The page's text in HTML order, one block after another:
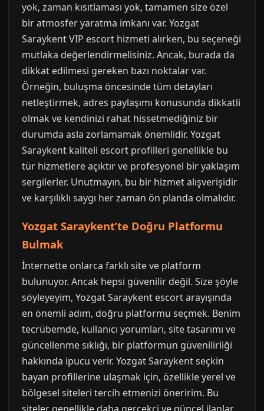
yok, zaman kısıtlaması yok, tamamen size özel
bir atmosfer yaratma imkanı var. Yozgat
Saraykent VIP escort hizmeti alırken, bu seçeneği
mutlaka değerlendirmelisiniz. Ancak, burada da
dikkat edilmesi gereken bazı noktalar var.
Örneğin, buluşma öncesinde tüm detayları
netleştirmek, adres paylaşımı konusunda dikkatli
olmak ve kendinizi rahat hissetmediğiniz bir
durumda asla zorlamamak önemlidir. Yozgat
Saraykent kaliteli escort profilleri genellikle bu
tür hizmetlere açıktır ve profesyonel bir yaklaşım
sergilerler. Unutmayın, bu bir hizmet alışverişidir
ve karşılıklı saygı her zaman ön planda olmalıdır.
Yozgat Saraykent’te Doğru Platformu
Bulmak
İnternette onlarca farklı site ve platform
bulunuyor. Ancak hepsi güvenilir değil. Size şöyle
söyleyeyim, Yozgat Saraykent escort arayışında
en önemli adım, doğru platformu seçmek. Benim
tecrübemde, kullanıcı yorumları, site tasarımı ve
güncellenme sıklığı, bir platformun güvenilirliği
hakkında ipucu verir. Yozgat Saraykent seçkin
bayan profillerine ulaşmak için, özellikle yerel ve
bölgesel siteleri tercih etmenizi öneririm. Bu